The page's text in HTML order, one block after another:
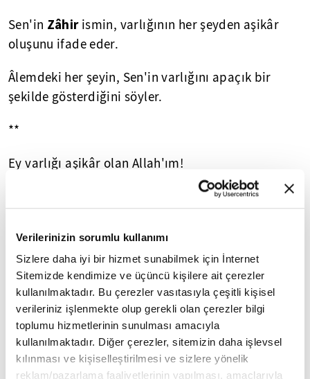
Verilerinizin sorumlu kullanımı
Sizlere daha iyi bir hizmet sunabilmek için İnternet
Sitemizde kendimize ve üçüncü kişilere ait çerezler
kullanılmaktadır. Bu çerezler vasıtasıyla çeşitli kişisel
verileriniz işlenmekte olup gerekli olan çerezler bilgi
toplumu hizmetlerinin sunulması amacıyla
kullanılmaktadır. Diğer çerezler, sitemizin daha işlevsel
kılınması ve kişiselleştirilmesi ve sizlere yönelik
reklam/pazarlama faaliyetlerinin yapılması, amaçlarıyla
Sen'in Zâhirismin, varlığının her şeyden aşikâr
oluşunu ifade eder.
Âlemdeki her şeyin, Sen'in varlığını apaçık bir
şekilde gösterdiğini söyler.
**
Ey varlığı aşikâr olan Allah'ım!
Bizleri gönül gözüyle görenlerden eyle.
Âmin
***
Kurgu: Aladdin Hamzeh
Editör : Özge Özkul